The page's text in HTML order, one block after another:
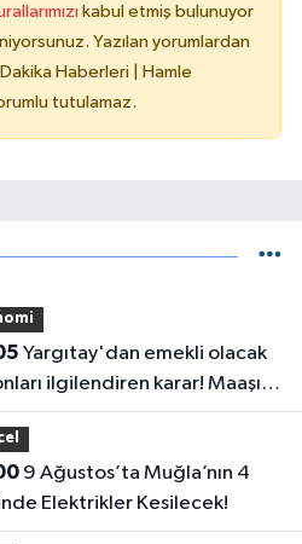
kabul etmiş bulunuyor
Yazılan yorumlardan
Haberleri | Hamle
tutulamaz.
ilgilendiren karar! Maaşı
dikkat
9 Ağustos’ta Muğla’nın 4
Elektrikler Kesilecek!